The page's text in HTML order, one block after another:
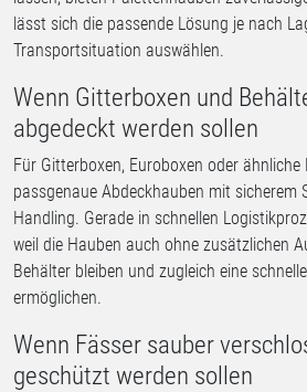
lässt sich die passende Lösung je nach
Transportsituation auswählen.
Wenn Gitterboxen und
abgedeckt werden sollen
Für Gitterboxen, Euroboxen oder ähnliche
passgenaue Abdeckhauben mit sicherem
Handling. Gerade in schnellen
weil die Hauben auch ohne zusätzlichen
Behälter bleiben und zugleich eine
ermöglichen.
Wenn Fässer sauber
geschützt werden sollen